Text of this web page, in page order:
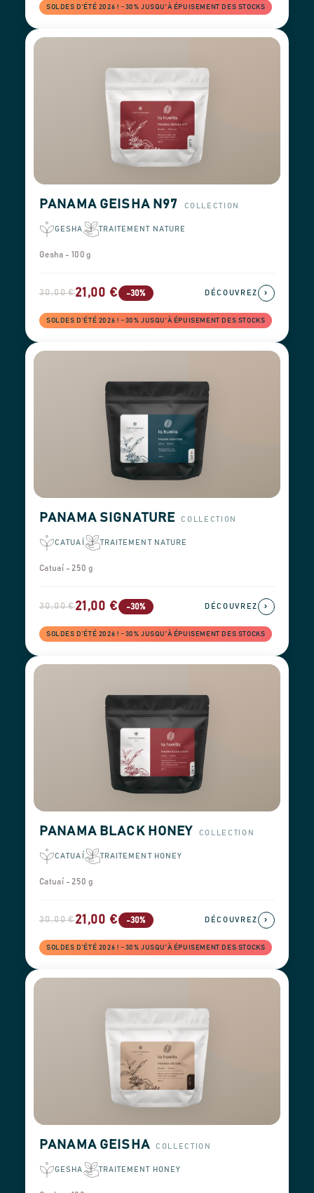
SOLDES D'ÉTÉ 2026 ! −30% JUSQU'À ÉPUISEMENT DES STOCKS
PANAMA GEISHA N97 COLLECTION
GESHA TRAITEMENT NATURE
Gesha - 100 g
30,00 €21,00 € -30%
SOLDES D'ÉTÉ 2026 ! −30% JUSQU'À ÉPUISEMENT DES STOCKS
DÉCOUVREZ ›
PANAMA SIGNATURE COLLECTION
CATUAÍ TRAITEMENT NATURE
Catuaí - 250 g
30,00 €21,00 € -30%
SOLDES D'ÉTÉ 2026 ! −30% JUSQU'À ÉPUISEMENT DES STOCKS
DÉCOUVREZ ›
PANAMA BLACK HONEY COLLECTION
CATUAÍ TRAITEMENT HONEY
Catuaí - 250 g
30,00 €21,00 € -30%
SOLDES D'ÉTÉ 2026 ! −30% JUSQU'À ÉPUISEMENT DES STOCKS
DÉCOUVREZ ›
PANAMA GEISHA COLLECTION
GESHA TRAITEMENT HONEY